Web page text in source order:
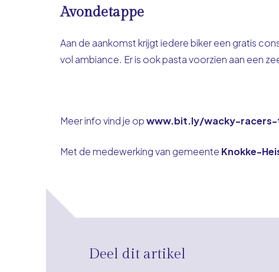
Avondetappe
Aan de aankomst krijgt iedere biker een gratis
vol ambiance. Er is ook pasta voorzien aan een
Meer info vind je opwww.bit.ly/wacky-
Met de medewerking van gemeente Knokke-
Deel dit artikel